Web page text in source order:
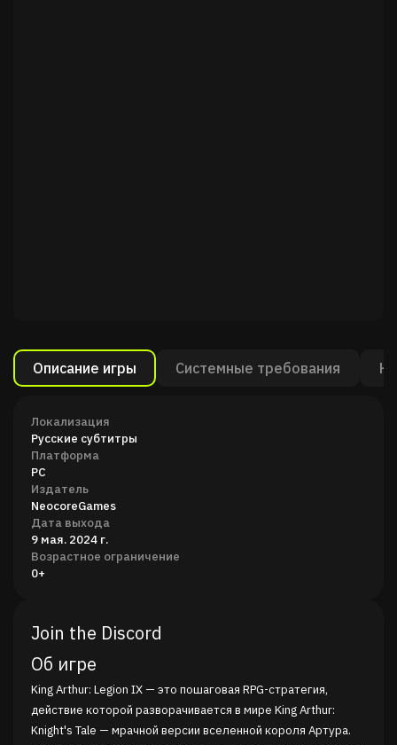
Описание игры Системные требования
Локализация
Русские субтитры
Платформа
PC
Издатель
NeocoreGames
Дата выхода
9 мая. 2024 г.
Возрастное ограничение
0+
Join the Discord
Об игре
King Arthur: Legion IX — это пошаговая RPG-стратегия,
действие которой разворачивается в мире King Arthur:
Knight's Tale — мрачной версии вселенной короля Артура.